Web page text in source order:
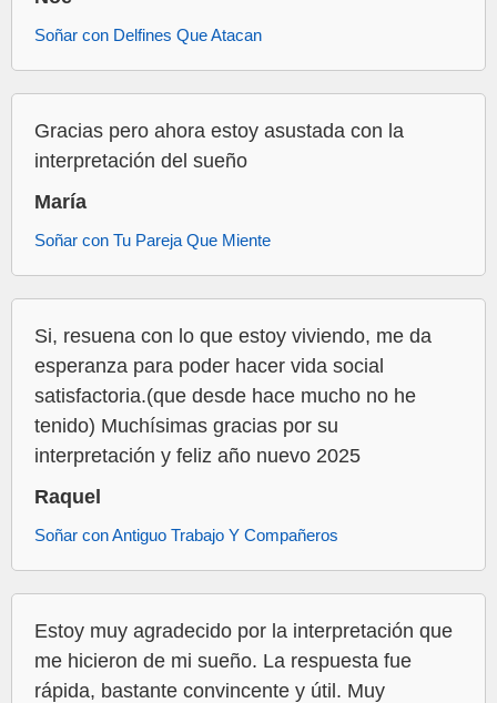
Soñar con Delfines Que Atacan
Gracias pero ahora estoy asustada con la
interpretación del sueño
María
Soñar con Tu Pareja Que Miente
Si, resuena con lo que estoy viviendo, me da
esperanza para poder hacer vida social
satisfactoria.(que desde hace mucho no he
tenido) Muchísimas gracias por su
interpretación y feliz año nuevo 2025
Raquel
Soñar con Antiguo Trabajo Y Compañeros
Estoy muy agradecido por la interpretación que
me hicieron de mi sueño. La respuesta fue
rápida, bastante convincente y útil. Muy